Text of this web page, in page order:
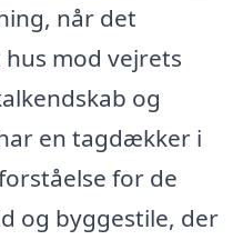
når det
mod vejrets
og
en tagdækker i
for de
og byggestile, der